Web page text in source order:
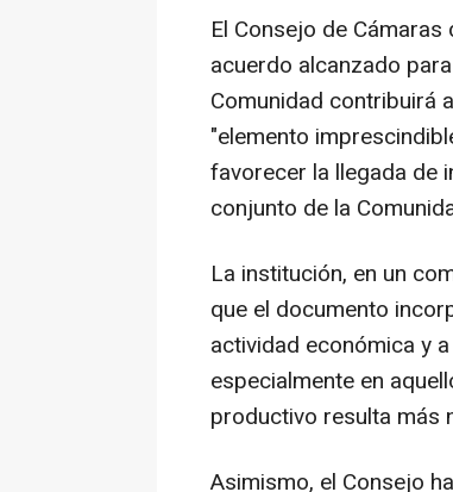
El Consejo de
acuerdo alcanzado
Comunidad contribuirá
"elemento
favorecer la llegada de
conjunto de la
La institución, en un
que el documento
actividad económica y
especialmente en
productivo resulta más
Asimismo, el Consejo